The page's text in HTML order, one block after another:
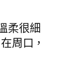
柔很細
周口，